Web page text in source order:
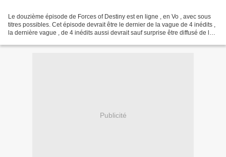
Le douzième épisode de Forces of Destiny est en ligne , en Vo , avec sous
titres possibles. Cet épisode devrait être le dernier de la vague de 4 inédits ,
la dernière vague , de 4 inédits aussi devrait sauf surprise être diffusé de la
Publicité